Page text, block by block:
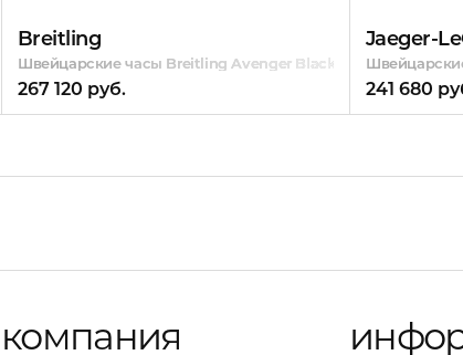
Breitling
Швейцарские часы Breitling Avenger Blackbird
267 120 руб.
Jaeger-
241 680
компания